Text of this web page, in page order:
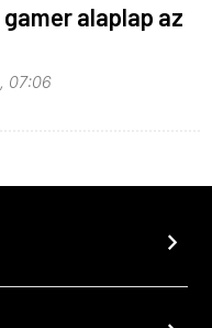
alaplap az
07:06
chevron_right